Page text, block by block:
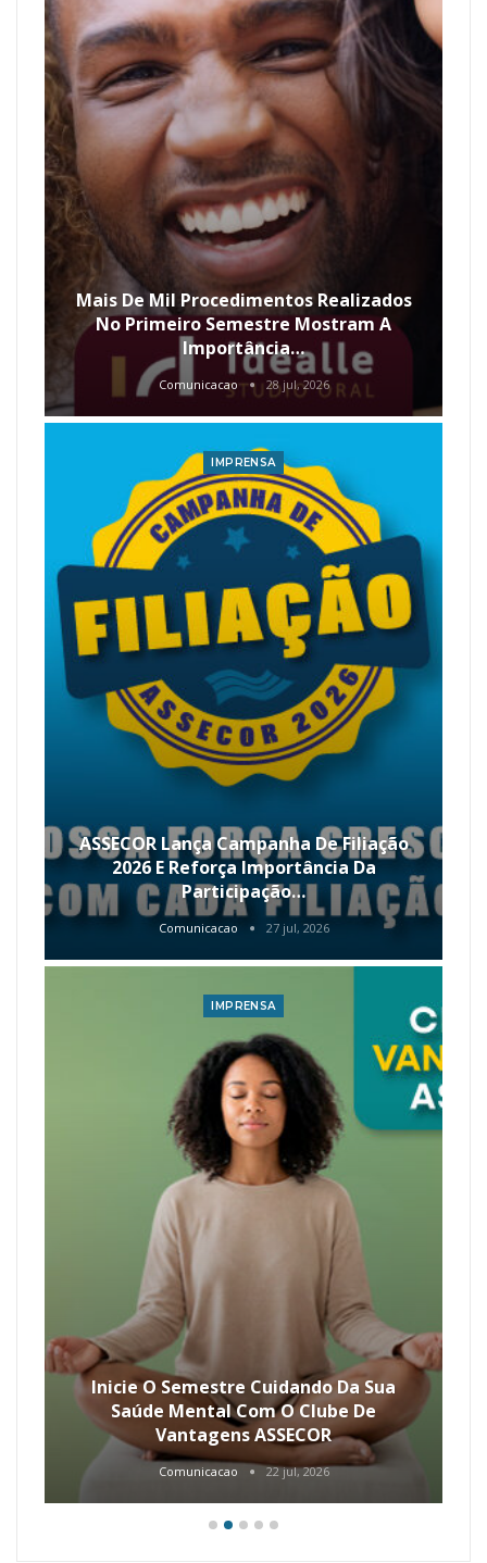
Mais De Mil Procedimentos Realizados
No Primeiro Semestre Mostram A
Importância…
Comunicacao 28 jul, 2026
IMPRENSA
ASSECOR Lança Campanha De Filiação
2026 E Reforça Importância Da
Participação…
Comunicacao 27 jul, 2026
IMPRENSA
Inicie O Semestre Cuidando Da Sua
Saúde Mental Com O Clube De
Vantagens ASSECOR
Comunicacao 22 jul, 2026